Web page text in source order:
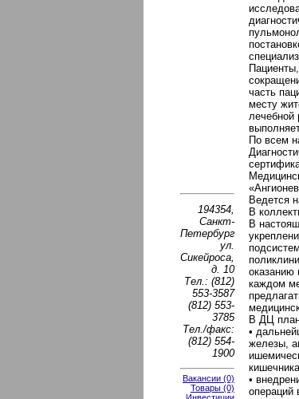
часть
месту
лечебной
По всем
Ведется
В
В
оказанию
каждом
В ДЦ
•
железы,
•
операций
194354,
Санкт-
Петербург
ул.
Сикейроса,
д. 10
Тел.: (812)
553-3587
(812) 553-
3785
Тел./факс:
(812) 554-
1900
Вакансии (0)
Товары (0)